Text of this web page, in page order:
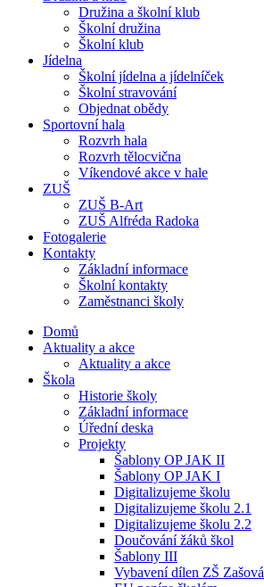
Družina a školní klub
Školní družina
Školní klub
Jídelna
Školní jídelna a jídelníček
Školní stravování
Objednat obědy
Sportovní hala
Rozvrh hala
Rozvrh tělocvična
Víkendové akce v hale
ZUŠ
ZUŠ B-Art
ZUŠ Alfréda Radoka
Fotogalerie
Kontakty
Základní informace
Školní kontakty
Zaměstnanci školy
Domů
Aktuality a akce
Aktuality a akce
Škola
Historie školy
Základní informace
Úřední deska
Projekty
Šablony OP JAK II
Šablony OP JAK I
Digitalizujeme školu
Digitalizujeme školu 2.1
Digitalizujeme školu 2.2
Doučování žáků škol
Šablony III
Vybavení dílen ZŠ Zašová